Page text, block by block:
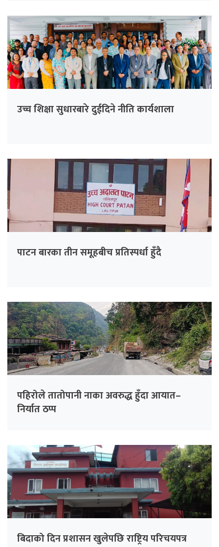
उच्च शिक्षा सुधारबारे दुईदिने नीति कार्यशाला
पाटन बारका तीन समूहबीच प्रतिस्पर्धा हुँदै
पहिरोले तातोपानी नाका अवरुद्ध हुँदा आयात–
निर्यात ठप्प
बिदाको दिन प्रशासन खुलेपछि राष्ट्रिय परिचयपत्र